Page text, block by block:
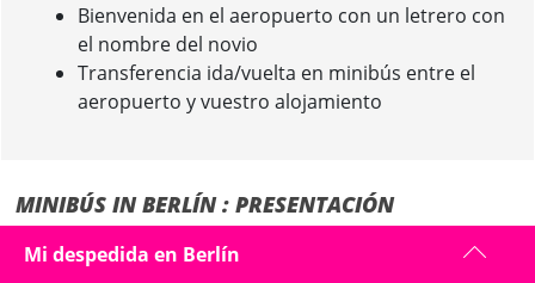
Bienvenida en el aeropuerto con un letrero con
el nombre del novio
Transferencia ida/vuelta en minibús entre el
aeropuerto y vuestro alojamiento
MINIBÚS IN BERLÍN : PRESENTACIÓN
Una bienvenida personalizada desde vuestra llegada al aeropuerto: el
Mi despedida en Berlín